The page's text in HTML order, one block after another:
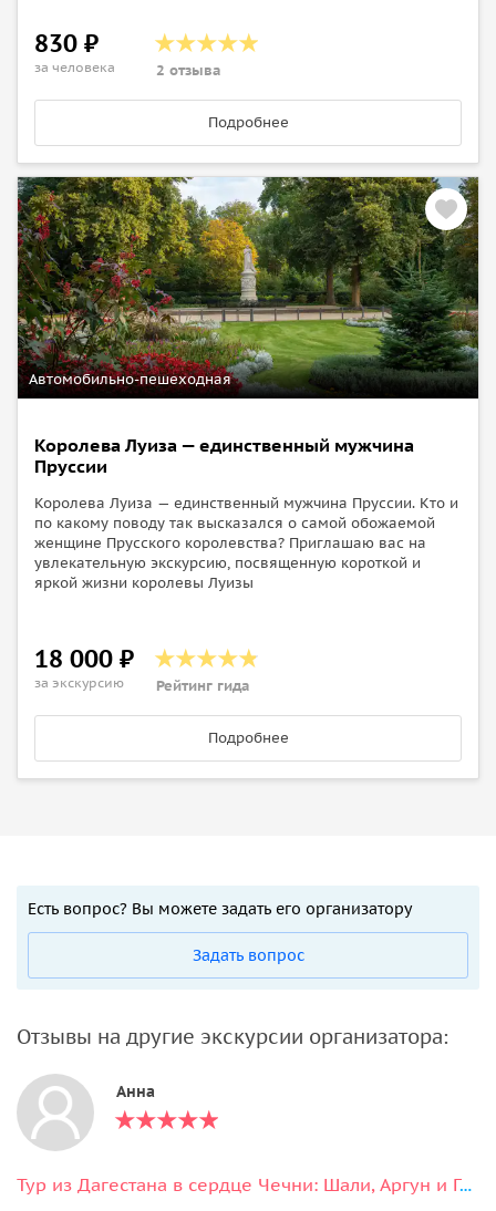
830 ₽
за человека 2 отзыва
Подробнее
Автомобильно-пешеходная
Королева Луиза — единственный мужчина
Пруссии
Королева Луиза — единственный мужчина Пруссии. Кто и
по какому поводу так высказался о самой обожаемой
женщине Прусского королевства? Приглашаю вас на
увлекательную экскурсию, посвященную короткой и
яркой жизни королевы Луизы
18 000 ₽
за экскурсию Рейтинг гида
Подробнее
Есть вопрос? Вы можете задать его организатору
Задать вопрос
Отзывы на другие экскурсии организатора:
Анна
Тур из Дагестана в сердце Чечни: Шали, Аргун и Грозный